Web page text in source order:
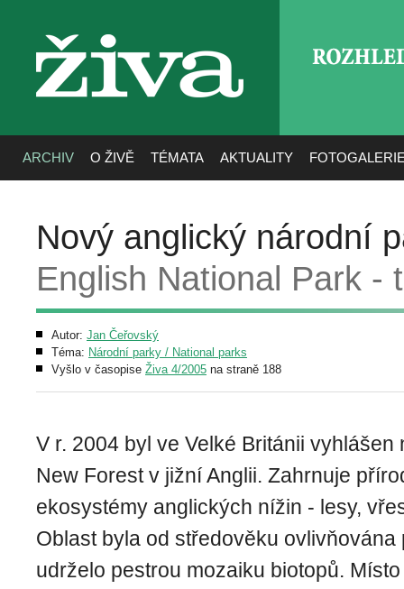
živa
ARCHIV O ŽIVĚ TÉMATA AKTUALITY
Nový anglický národní
English National Park -
Autor: Jan Čeřovský
Téma: Národní parky / National parks
Vyšlo v časopise Živa 4/2005 na straně 188
V r. 2004 byl ve Velké Británii
New Forest v jižní Anglii. Zahrnuje
ekosystémy anglických nížin - lesy,
Oblast byla od středověku
udrželo pestrou mozaiku biotopů.